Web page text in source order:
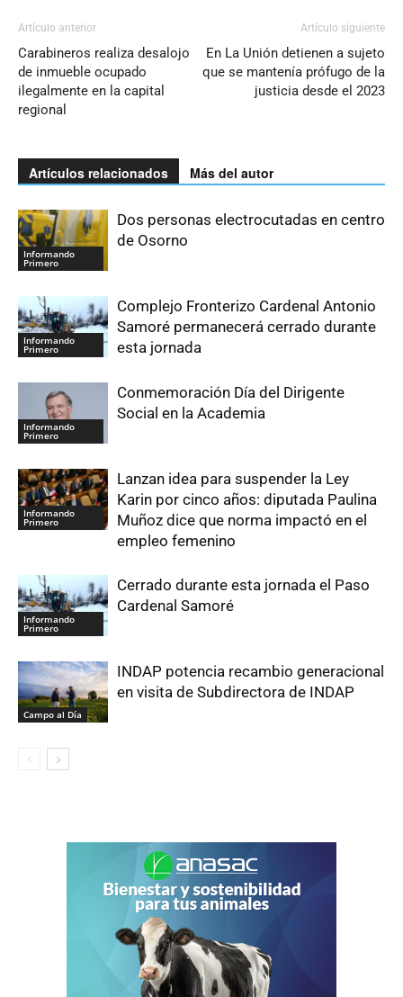
Artículo anterior
Carabineros realiza desalojo
de inmueble ocupado
ilegalmente en la capital
regional
Artículo siguiente
En La Unión detienen a sujeto
que se mantenía prófugo de la
justicia desde el 2023
Artículos relacionados Más del autor
Informando
Primero
Dos personas electrocutadas en centro
de Osorno
Informando
Primero
Complejo Fronterizo Cardenal Antonio
Samoré permanecerá cerrado durante
esta jornada
Informando
Primero
Conmemoración Día del Dirigente
Social en la Academia
Informando
Primero
Lanzan idea para suspender la Ley
Karin por cinco años: diputada Paulina
Muñoz dice que norma impactó en el
empleo femenino
Informando
Primero
Cerrado durante esta jornada el Paso
Cardenal Samoré
Campo al Día
INDAP potencia recambio generacional
en visita de Subdirectora de INDAP